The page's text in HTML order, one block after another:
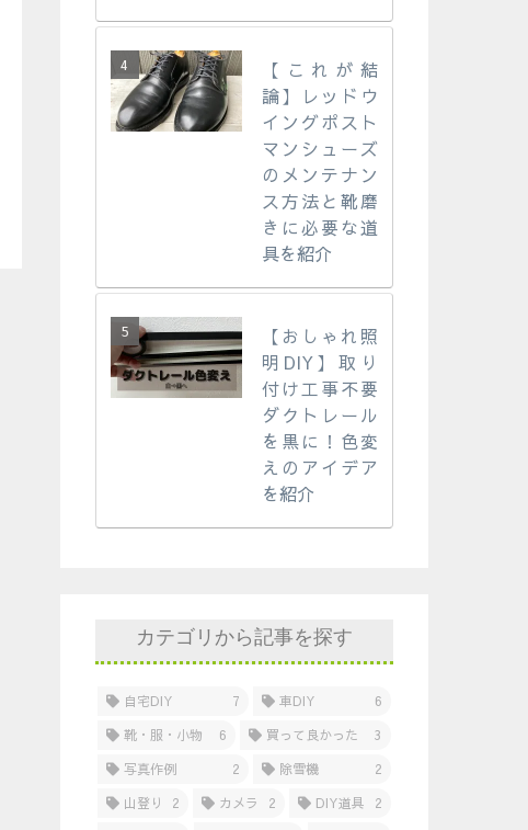
【これが結
論】レッドウ
イングポスト
マンシューズ
のメンテナン
ス方法と靴磨
きに必要な道
具を紹介
【おしゃれ照
明DIY】取り
付け工事不要
ダクトレール
を黒に！色変
えのアイデア
を紹介
カテゴリから記事を探す
自宅DIY 7 車DIY
6
靴・服・小物
6 買って良かった
3
写真作例
2 除雪機
2
山登り
2 カメラ 2 DIY道具
2